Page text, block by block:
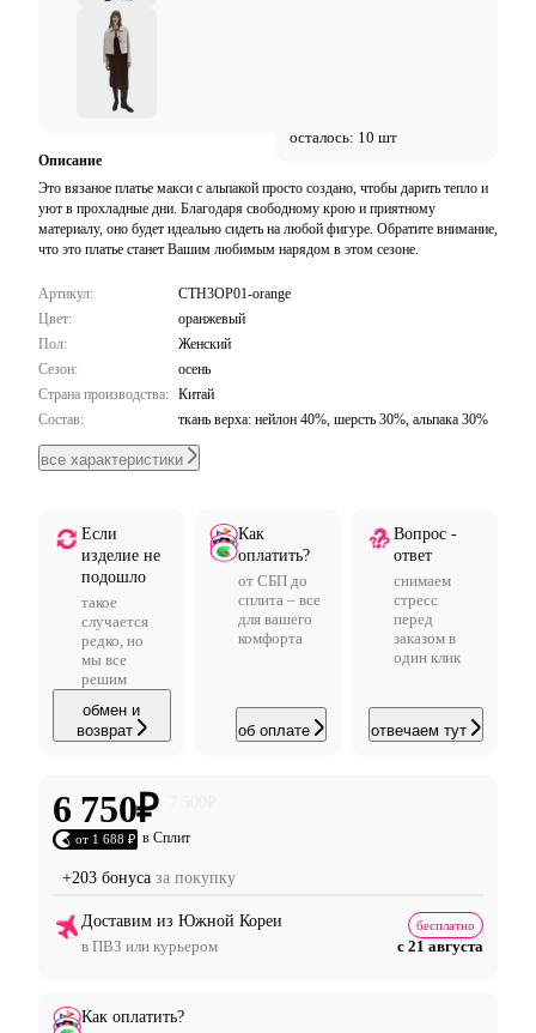
осталось: 10 шт
Описание
Это вязаное платье макси с альпакой просто создано, чтобы дарить тепло и
уют в прохладные дни. Благодаря свободному крою и приятному
материалу, оно будет идеально сидеть на любой фигуре. Обратите внимание,
что это платье станет Вашим любимым нарядом в этом сезоне.
Артикул:
CTH3OP01-orange
Цвет:
оранжевый
Пол:
Женский
Сезон:
осень
Страна производства: Китай
Состав:
ткань верха: нейлон 40%, шерсть 30%, альпака 30%
все характеристики
Если
изделие не
подошло
такое
случается
редко, но
мы все
решим
обмен и
возврат
Как
оплатить?
от СБП до
сплита – все
для вашего
комфорта
об оплате
Вопрос -
ответ
снимаем
стресс
перед
заказом в
один клик
отвечаем тут
6 750₽
от 1 688 ₽ в Сплит
+203 бонуса за покупку
Доставим из Южной Кореи
в ПВЗ или курьером
бесплатно
с 21 августа
Как оплатить?